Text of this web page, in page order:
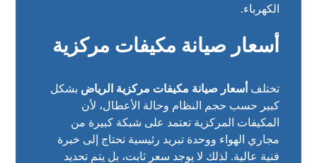
الكهرباء.
أسعار صيانة مكيفات مركزية
تختلف أسعار صيانة مكيفات مركزية الرياض بشكل
كبير حسب حجم النظام وحالة الأعطال، لأن
المكيفات المركزية تعتمد على شبكة كبيرة من
مجاري الهواء ووحدة تبريد رئيسية تحتاج إلى خبرة
فنية عالية. لذلك لا يوجد سعر ثابت، بل يتم تحديد